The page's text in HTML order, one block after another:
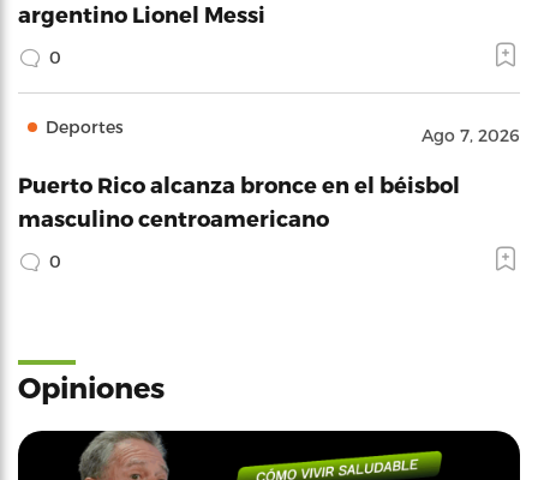
argentino Lionel Messi
0
Deportes Ago 7, 2026
Puerto Rico alcanza bronce en el béisbol
masculino centroamericano
0
Opiniones